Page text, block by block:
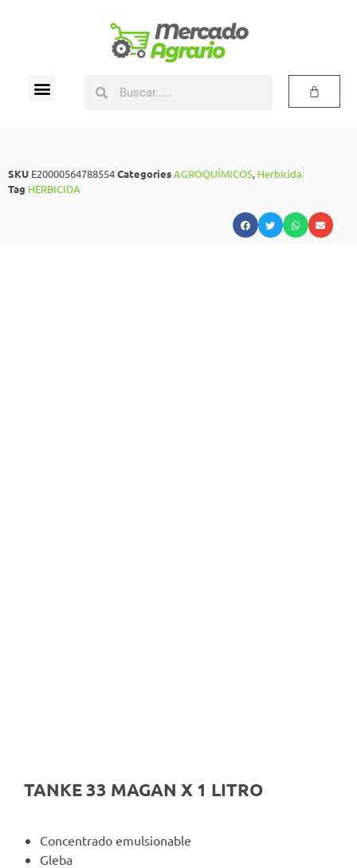
SKU E20000564788554CategoriesAGROQUÍMICOS, Herbicida
Tag HERBICIDA
TANKE 33 MAGAN X 1 LITRO
Concentrado emulsionable
Gleba